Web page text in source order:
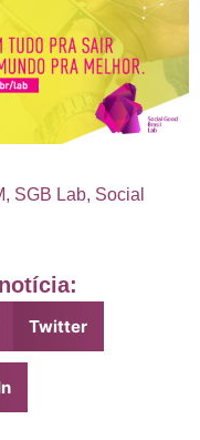
, SGB Lab, Social
Twitter